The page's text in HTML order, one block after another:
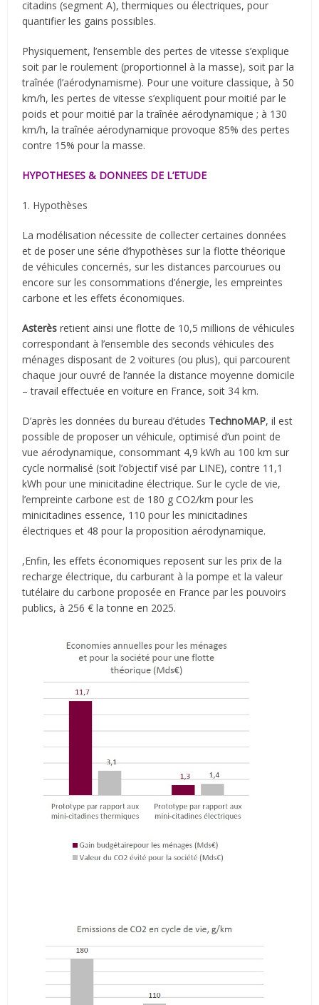
citadins (segment A), thermiques ou électriques, pour
quantifier les gains possibles.
Physiquement, l’ensemble des pertes de vitesse s’explique
soit par le roulement (proportionnel à la masse), soit par la
traînée (l’aérodynamisme). Pour une voiture classique, à 50
km/h, les pertes de vitesse s’expliquent pour moitié par le
poids et pour moitié par la traînée aérodynamique ; à 130
km/h, la traînée aérodynamique provoque 85% des pertes
contre 15% pour la masse.
HYPOTHESES & DONNEES DE L’ETUDE
1. Hypothèses
La modélisation nécessite de collecter certaines données
et de poser une série d’hypothèses sur la flotte théorique
de véhicules concernés, sur les distances parcourues ou
encore sur les consommations d’énergie, les empreintes
carbone et les effets économiques.
Asterès retient ainsi une flotte de 10,5 millions de véhicules
correspondant à l’ensemble des seconds véhicules des
ménages disposant de 2 voitures (ou plus), qui parcourent
chaque jour ouvré de l‘année la distance moyenne domicile
– travail effectuée en voiture en France, soit 34 km.
D’après les données du bureau d’études TechnoMAP, il est
possible de proposer un véhicule, optimisé d’un point de
vue aérodynamique, consommant 4,9 kWh au 100 km sur
cycle normalisé (soit l’objectif visé par LINE), contre 11,1
kWh pour une minicitadine électrique. Sur le cycle de vie,
l’empreinte carbone est de 180 g CO2/km pour les
minicitadines essence, 110 pour les minicitadines
électriques et 48 pour la proposition aérodynamique.
,Enfin, les effets économiques reposent sur les prix de la
recharge électrique, du carburant à la pompe et la valeur
tutélaire du carbone proposée en France par les pouvoirs
publics, à 256 € la tonne en 2025.